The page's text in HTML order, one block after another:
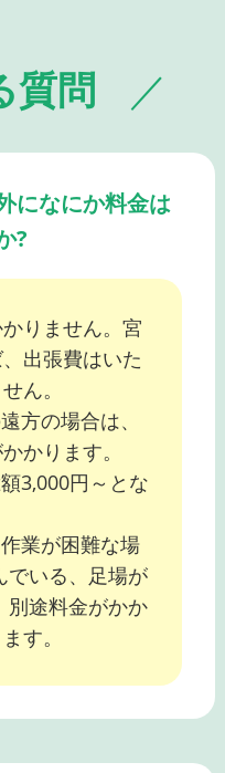
質問
になにか料金は
?
りません。宮
出張費はいた
ん。
方の場合は、
かります。
3,000円～とな
業が困難な場
でいる、足場が
別途料金がかか
す。